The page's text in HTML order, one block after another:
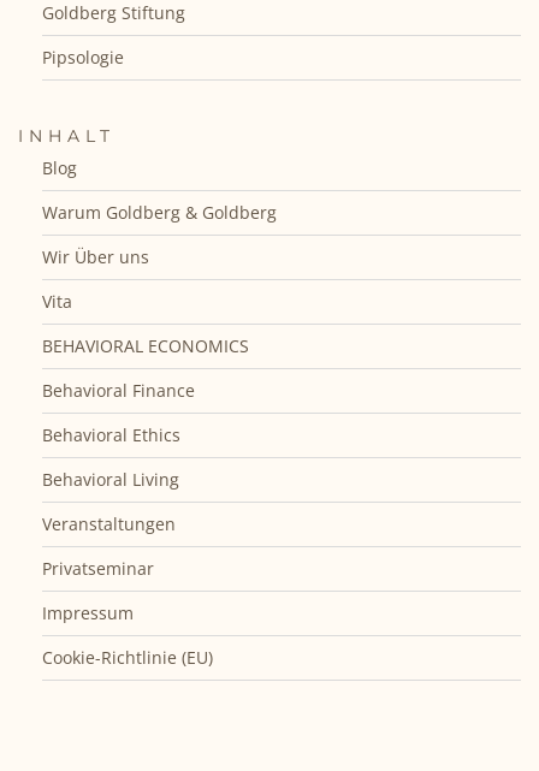
Goldberg Stiftung
Pipsologie
INHALT
Blog
Warum Goldberg & Goldberg
Wir Über uns
Vita
BEHAVIORAL ECONOMICS
Behavioral Finance
Behavioral Ethics
Behavioral Living
Veranstaltungen
Privatseminar
Impressum
Cookie-Richtlinie (EU)